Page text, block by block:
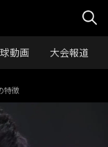
動画 大会報道
特徴